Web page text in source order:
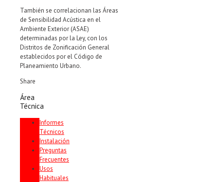
También se correlacionan las Áreas
de Sensibilidad Acústica en el
Ambiente Exterior (ASAE)
determinadas por la Ley, con los
Distritos de Zonificación General
establecidos por el Código de
Planeamiento Urbano.
Share
Área
Técnica
Informes
Técnicos
Instalación
Preguntas
Frecuentes
Usos
Habituales